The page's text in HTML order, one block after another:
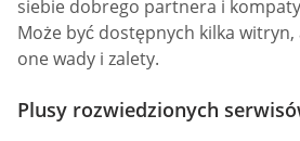
siebie dobrego partnera i
Może być dostępnych kilka witryn,
one wady i zalety.
Plusy rozwiedzionych